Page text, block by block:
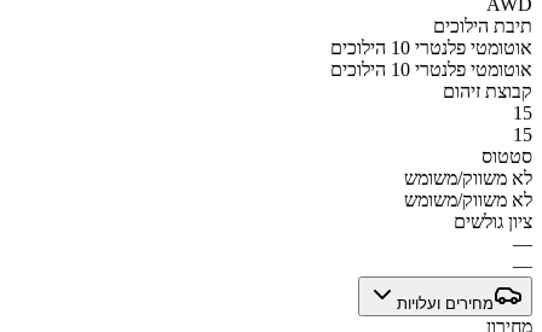
תיבת הילוכים
אוטומטי פלנטרי 10 הילוכים
אוטומטי פלנטרי 10 הילוכים
קבוצת זיהום
15
15
סטטוס
לא משווק/משומש
לא משווק/משומש
ציון גולשים
—
—
מחירים ועלויות
מחירון